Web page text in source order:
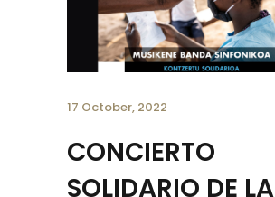
17 October, 2022
CONCIERTO
SOLIDARIO DE LA